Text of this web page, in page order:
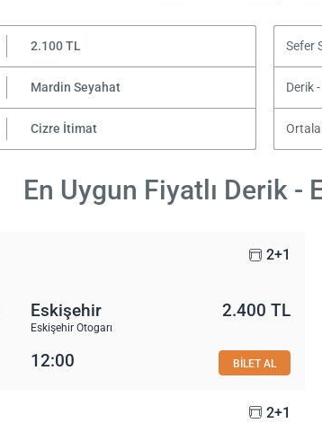
2.100 TL Sefer
Mardin Seyahat Derik
Cizre İtimat
En Uygun Fiyatlı Derik
2+1
Eskişehir
Eskişehir Otogarı
2.400 TL
12:00 BİLET AL
2+1